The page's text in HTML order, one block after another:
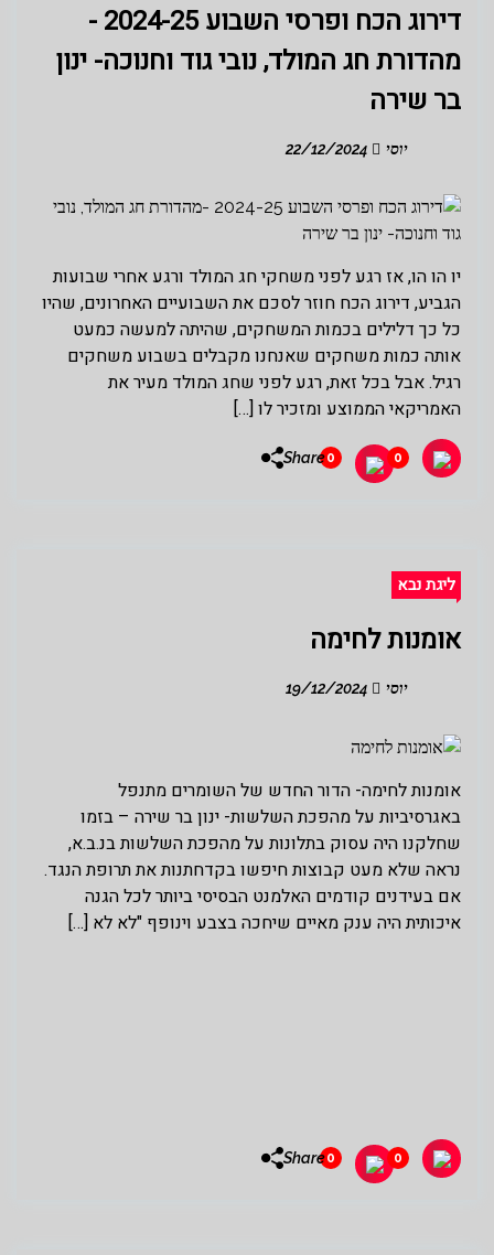
דירוג הכח ופרסי השבוע 2024-25 -
מהדורת חג המולד, נובי גוד וחנוכה- ינון
בר שירה
יוסי
יו הו הו, אז רגע לפני משחקי חג המולד ורגע אחרי שבועות
הגביע, דירוג הכח חוזר לסכם את השבועיים האחרונים, שהיו
כל כך דלילים בכמות המשחקים, שהיתה למעשה כמעט
אותה כמות משחקים שאנחנו מקבלים בשבוע משחקים
רגיל. אבל בכל זאת, רגע לפני שחג המולד מעיר את
האמריקאי הממוצע ומזכיר לו […]
0
0
Share
ליגת נבא
אומנות לחימה
יוסי
אומנות לחימה- הדור החדש של השומרים מתנפל
באגרסיביות על מהפכת השלשות- ינון בר שירה – בזמו
שחלקנו היה עסוק בתלונות על מהפכת השלשות בנ.ב.א,
נראה שלא מעט קבוצות חיפשו בקדחתנות את תרופת הנגד.
אם בעידנים קודמים האלמנט הבסיסי ביותר לכל הגנה
איכותית היה ענק מאיים שיחכה בצבע וינופף "לא לא […]
0
0
Share